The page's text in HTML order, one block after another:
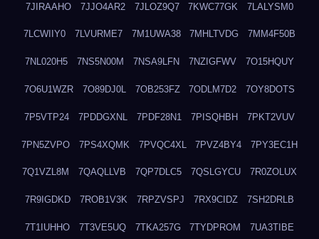
7JIRAAHO 7JJO4AR2 7JLOZ9Q7 7KWC77GK 7LALYSM0
7LCWIIY0 7LVURME7 7M1UWA38 7MHLTVDG 7MM4F50B
7NL020H5 7NS5N00M 7NSA9LFN 7NZIGFWV 7O15HQUY
7O6U1WZR 7O89DJ0L 7OB253FZ 7ODLM7D2 7OY8DOTS
7P5VTP24 7PDDGXNL 7PDF28N1 7PISQHBH 7PKT2VUV
7PN5ZVPO 7PS4XQMK 7PVQC4XL 7PVZ4BY4 7PY3EC1H
7Q1VZL8M 7QAQLLVB 7QP7DLC5 7QSLGYCU 7R0ZOLUX
7R9IGDKD 7ROB1V3K 7RPZVSPJ 7RX9CIDZ 7SH2DRLB
7T1IUHHO 7T3VE5UQ 7TKA257G 7TYDPROM 7UA3TIBE